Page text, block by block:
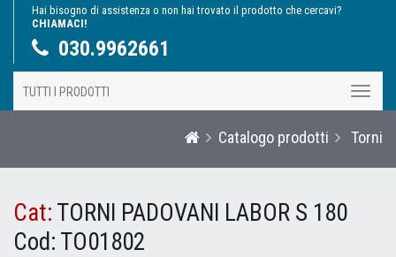
Hai bisogno di assistenza o non hai trovato il prodotto che cercavi?
CHIAMACI!
030.9962661
TUTTI I PRODOTTI
Catalogo prodotti Torni
Cat: TORNI PADOVANI LABOR S 180
Cod: TO01802